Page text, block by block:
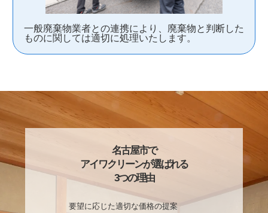
一般廃棄物業者との連携により、廃棄物と判断した
ものに関しては適切に処理いたします。
名古屋市で
アイワクリーンが選ばれる
3つの理由
要望に応じた適切な価格の提案